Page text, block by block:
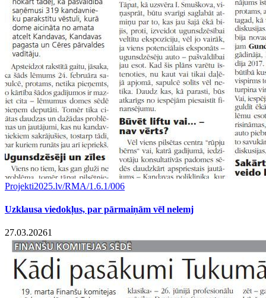
Projekti2025.lv/RMA/1.6.1/006
Uzklausa viedokļus, par pārmaiņām vēl nelemj
27.03.20261